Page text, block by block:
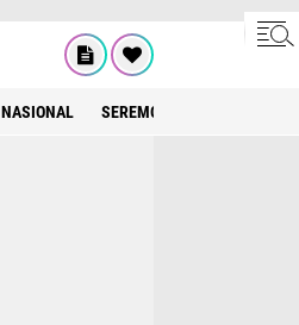
NASIONAL SEREMONIAL